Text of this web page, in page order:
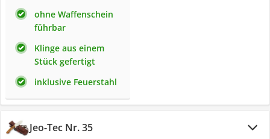
ohne Waffenschein
führbar
Klinge aus einem
Stück gefertigt
inklusive Feuerstahl
Jeo-Tec Nr. 35